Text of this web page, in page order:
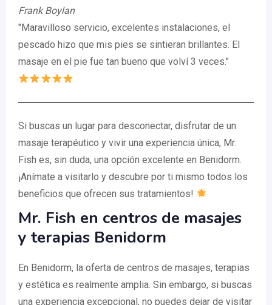
Frank Boylan
"Maravilloso servicio, excelentes instalaciones, el
pescado hizo que mis pies se sintieran brillantes. El
masaje en el pie fue tan bueno que volví 3 veces."
Si buscas un lugar para desconectar, disfrutar de un
masaje terapéutico y vivir una experiencia única, Mr.
Fish es, sin duda, una opción excelente en Benidorm.
¡Anímate a visitarlo y descubre por ti mismo todos los
beneficios que ofrecen sus tratamientos!
Mr. Fish en centros de masajes
y terapias Benidorm
En Benidorm, la oferta de centros de masajes, terapias
y estética es realmente amplia. Sin embargo, si buscas
una experiencia excepcional, no puedes dejar de visitar